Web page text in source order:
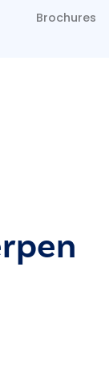
Brochures